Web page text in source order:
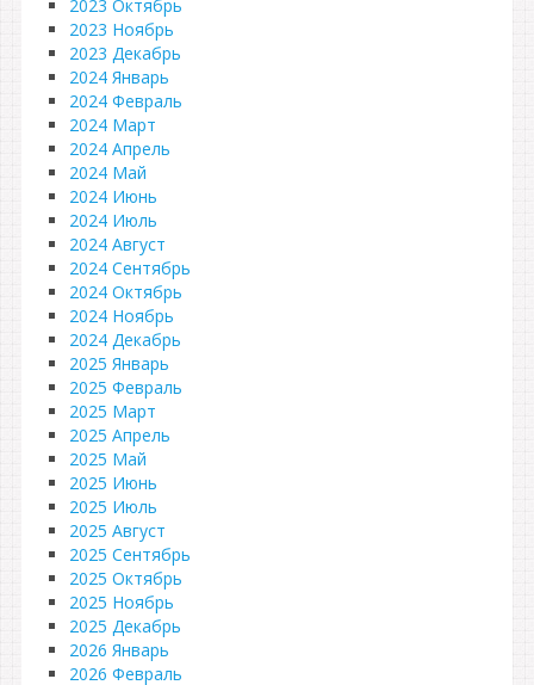
2023 Октябрь
2023 Ноябрь
2023 Декабрь
2024 Январь
2024 Февраль
2024 Март
2024 Апрель
2024 Май
2024 Июнь
2024 Июль
2024 Август
2024 Сентябрь
2024 Октябрь
2024 Ноябрь
2024 Декабрь
2025 Январь
2025 Февраль
2025 Март
2025 Апрель
2025 Май
2025 Июнь
2025 Июль
2025 Август
2025 Сентябрь
2025 Октябрь
2025 Ноябрь
2025 Декабрь
2026 Январь
2026 Февраль